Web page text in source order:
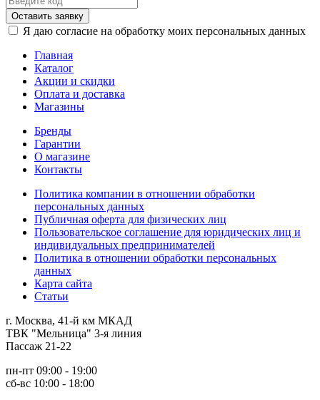
Оставить заявку
Я даю согласие на обработку моих персональных данных
Главная
Каталог
Акции и скидки
Оплата и доставка
Магазины
Бренды
Гарантии
О магазине
Контакты
Политика компании в отношении обработки
персональных данных
Публичная оферта для физических лиц
Пользовательское соглашение для юридических лиц и
индивидуальных предпринимателей
Политика в отношении обработки персональных
данных
Карта сайта
Статьи
г. Москва, 41-й км МКАД
ТВК "Мельница" 3-я линия
Пассаж 21-22
пн-пт 09:00 - 19:00
сб-вс 10:00 - 18:00